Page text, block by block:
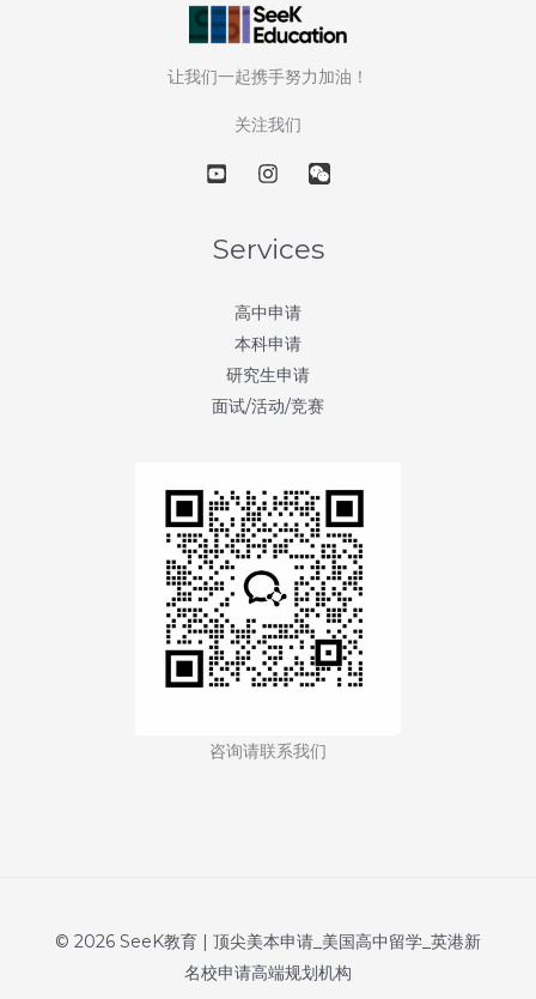
让我们一起携手努力加油！
关注我们
Services
高中申请
本科申请
研究生申请
面试/活动/竞赛
咨询请联系我们
© 2026 SeeK教育 | 顶尖美本申请_美国高中留学_英港新
名校申请高端规划机构